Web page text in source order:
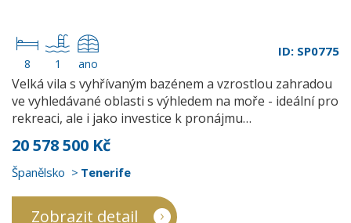
8 1 ano
ID: SP0775
Velká vila s vyhřívaným bazénem a vzrostlou zahradou
ve vyhledávané oblasti s výhledem na moře - ideální pro
rekreaci, ale i jako investice k pronájmu…
20 578 500 Kč
Španělsko Tenerife
Zobrazit detail